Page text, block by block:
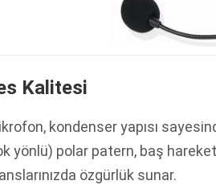
Kalitesi
kondenser yapısı
yönlü) polar patern, baş
özgürlük sunar.